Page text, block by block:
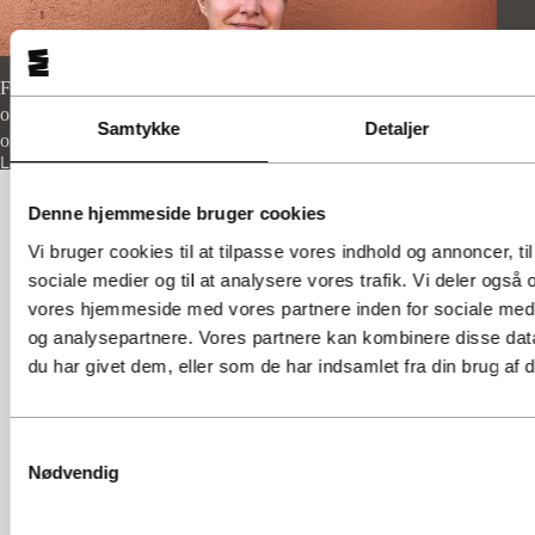
Samtykke Detaljer
Denne hjemmeside bruger cookies
Vi bruger cookies til at tilpasse vores indhold og annoncer,
sociale medier og til at analysere vores trafik. Vi deler også
vores hjemmeside med vores partnere inden for sociale
og analysepartnere. Vores partnere kan kombinere disse
du har givet dem, eller som de har indsamlet fra din brug af
Nødvendig
Fra sosu-hjælper med eget hus til heroin-afhængig – en fortælling
om hvordan man kan miste alt hvis man ikke i tide lærer at tale
om de svære følelser.
Læs mere
GADENS STEMMER A.M.B.A.
Ingerslevsgade 44
1705 København V
CVR: 25147340
Facebook